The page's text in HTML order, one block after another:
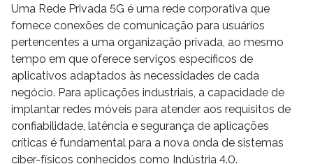
Uma Rede Privada 5G é uma rede corporativa que
fornece conexões de comunicação para usuários
pertencentes a uma organização privada, ao mesmo
tempo em que oferece serviços específicos de
aplicativos adaptados às necessidades de cada
negócio. Para aplicações industriais, a capacidade de
implantar redes móveis para atender aos requisitos de
confiabilidade, latência e segurança de aplicações
críticas é fundamental para a nova onda de sistemas
ciber-físicos conhecidos como Indústria 4.0.